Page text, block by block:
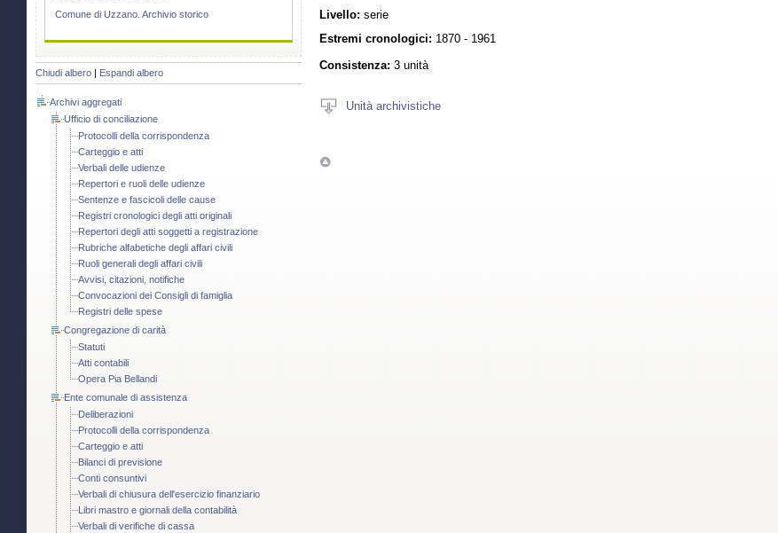
Comune di Uzzano. Archivio storico
Chiudi albero Espandi albero
Archivi aggregati
Ufficio di conciliazione
Protocolli della corrispondenza
Carteggio e atti
Verbali delle udienze
Repertori e ruoli delle udienze
Sentenze e fascicoli delle cause
Registri cronologici degli atti originali
Repertori degli atti soggetti a registrazione
Rubriche alfabetiche degli affari civili
Ruoli generali degli affari civili
Avvisi, citazioni, notifiche
Convocazioni dei Consigli di famiglia
Registri delle spese
Congregazione di carità
Statuti
Atti contabili
Opera Pia Bellandi
Ente comunale di assistenza
Deliberazioni
Protocolli della corrispondenza
Carteggio e atti
Bilanci di previsione
Conti consuntivi
Verbali di chiusura dell'esercizio finanziario
Libri mastro e giornali della contabilità
Verbali di verifiche di cassa
Livello: serie
Estremi cronologici: 1870 - 1961
Consistenza: 3 unità
Unità archivistiche